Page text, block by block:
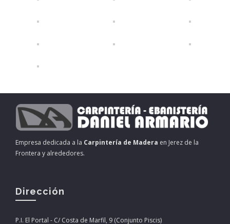
Empresa dedicada a la Carpintería de Madera en Jerez de la
Frontera y alrededores.
Dirección
P.I. El Portal - C/ Costa de Marfil, 9 (Conjunto Piscis)